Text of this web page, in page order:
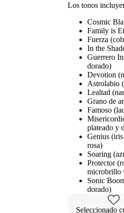
Los tonos
Cosmic
Family is
Fuerza
In the
Guerrero
dorado)
Devotion
Astrolabio
Lealtad
Grano de
Famoso
plateado y
Genius
rosa)
Soaring
Protector
microbrillo
Sonic
dorado)
Seleccionado